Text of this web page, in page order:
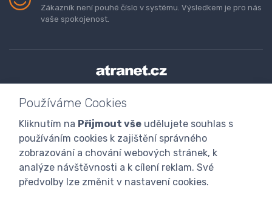
Zákazník není pouhé číslo v systému. Výsledkem je pro nás
vaše spokojenost.
Doprava a platba zboží
GDPR
Obchodní podmínky
Odstoupení od smlouvy
Program digitalizace
Používáme Cookies
Kliknutím na Přijmout vše udělujete souhlas s
používáním cookies k zajištění správného
zobrazování a chování webových stránek, k
analýze návštěvnosti a k cílení reklam. Své
předvolby lze změnit v nastavení cookies.